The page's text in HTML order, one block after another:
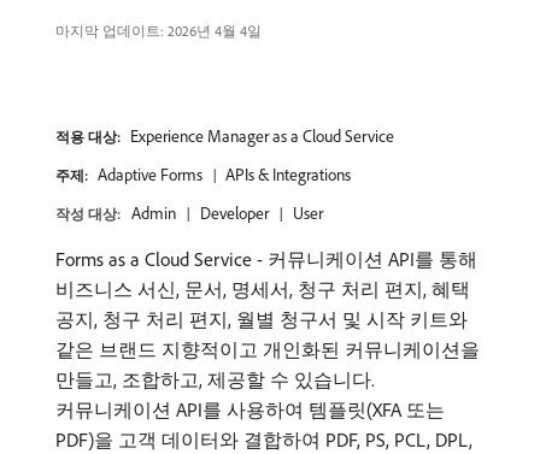
마지막 업데이트: 2026년 4월 4일
적용 대상: Experience Manager as a Cloud Service
주제: Adaptive Forms APIs & Integrations
작성 대상: Admin Developer User
Forms as a Cloud Service - 커뮤니케이션 API를 통해
비즈니스 서신, 문서, 명세서, 청구 처리 편지, 혜택
공지, 청구 처리 편지, 월별 청구서 및 시작 키트와
같은 브랜드 지향적이고 개인화된 커뮤니케이션을
만들고, 조합하고, 제공할 수 있습니다.
커뮤니케이션 API를 사용하여 템플릿(XFA 또는
PDF)을 고객 데이터와 결합하여 PDF, PS, PCL, DPL,